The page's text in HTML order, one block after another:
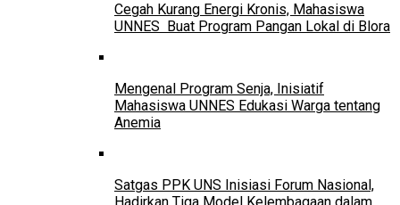
Cegah Kurang Energi Kronis, Mahasiswa
UNNES Buat Program Pangan Lokal di Blora
Mengenal Program Senja, Inisiatif
Mahasiswa UNNES Edukasi Warga tentang
Anemia
Satgas PPK UNS Inisiasi Forum Nasional,